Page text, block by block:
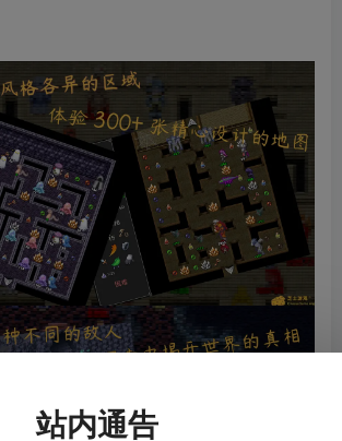
站内通告